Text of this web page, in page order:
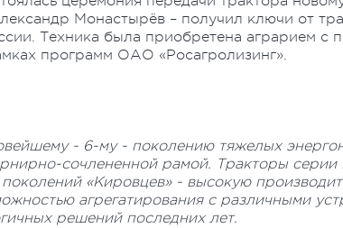
Монастырёв – получил ключи от
Техника была приобретена аграрием с
программ ОАО «Росагролизинг».
- 6-му - поколению тяжелых
сочлененной рамой. Тракторы
«Кировцев» - высокую
агрегатирования с различными
решений последних лет.